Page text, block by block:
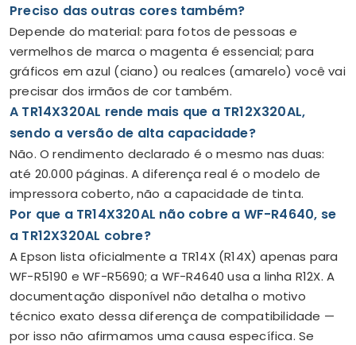
Preciso das outras cores também?
Depende do material: para fotos de pessoas e
vermelhos de marca o magenta é essencial; para
gráficos em azul (ciano) ou realces (amarelo) você vai
precisar dos irmãos de cor também.
A TR14X320AL rende mais que a TR12X320AL,
sendo a versão de alta capacidade?
Não. O rendimento declarado é o mesmo nas duas:
até 20.000 páginas. A diferença real é o modelo de
impressora coberto, não a capacidade de tinta.
Por que a TR14X320AL não cobre a WF-R4640, se
a TR12X320AL cobre?
A Epson lista oficialmente a TR14X (R14X) apenas para
WF-R5190 e WF-R5690; a WF-R4640 usa a linha R12X. A
documentação disponível não detalha o motivo
técnico exato dessa diferença de compatibilidade —
por isso não afirmamos uma causa específica. Se